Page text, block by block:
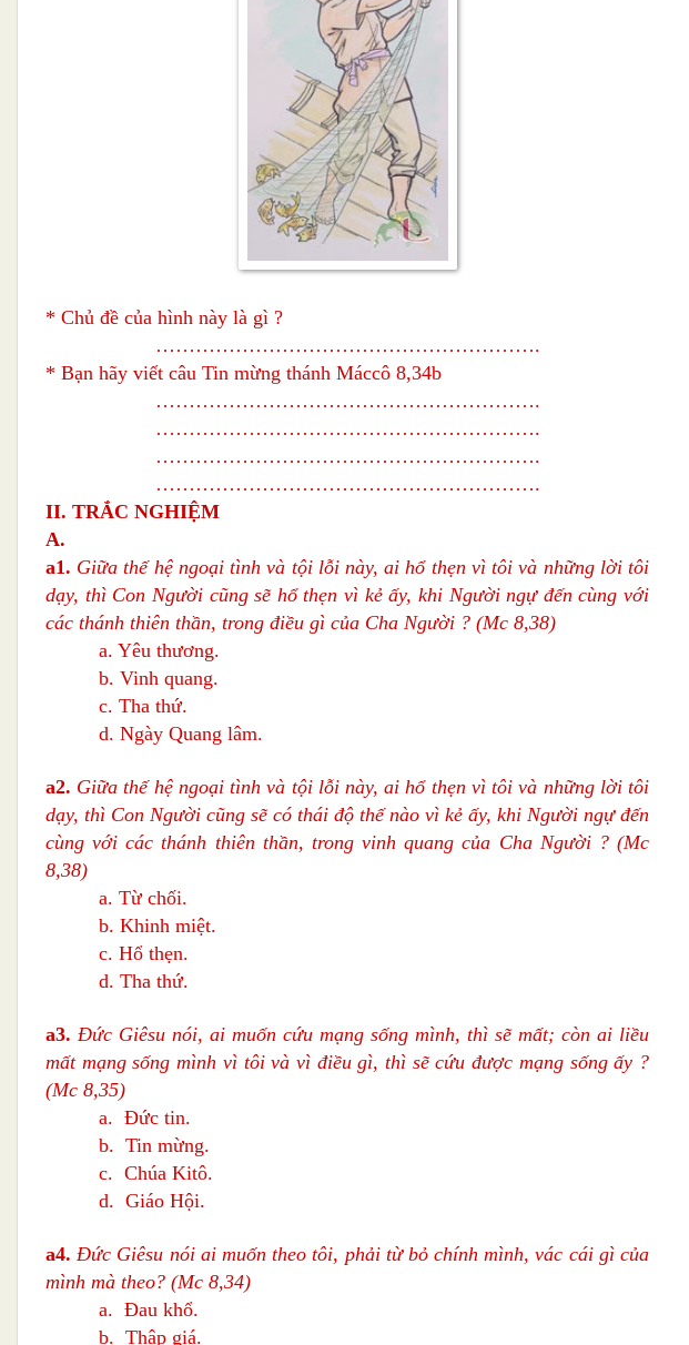
* Chủ đề của hình này là gì ?
………………………………………………….
* Bạn hãy viết câu Tin mừng thánh Máccô 8,34b
………………………………………………….
………………………………………………….
………………………………………………….
………………………………………………….
II. TRẮC NGHIỆM
A.
a1. Giữa thế hệ ngoại tình và tội lỗi này, ai hổ thẹn vì tôi và những lời tôi
dạy, thì Con Người cũng sẽ hổ thẹn vì kẻ ấy, khi Người ngự đến cùng với
các thánh thiên thần, trong điều gì của Cha Người ? (Mc 8,38)
a. Yêu thương.
b. Vinh quang.
c. Tha thứ.
d. Ngày Quang lâm.
a2. Giữa thế hệ ngoại tình và tội lỗi này, ai hổ thẹn vì tôi và những lời tôi
dạy, thì Con Người cũng sẽ có thái độ thế nào vì kẻ ấy, khi Người ngự đến
cùng với các thánh thiên thần, trong vinh quang của Cha Người ? (Mc
8,38)
a. Từ chối.
b. Khinh miệt.
c. Hổ thẹn.
d. Tha thứ.
a3. Đức Giêsu nói, ai muốn cứu mạng sống mình, thì sẽ mất; còn ai liều
mất mạng sống mình vì tôi và vì điều gì, thì sẽ cứu được mạng sống ấy ?
(Mc 8,35)
a. Đức tin.
b. Tin mừng.
c. Chúa Kitô.
d. Giáo Hội.
a4. Đức Giêsu nói ai muốn theo tôi, phải từ bỏ chính mình, vác cái gì của
mình mà theo? (Mc 8,34)
a. Đau khổ.
b. Thập giá.